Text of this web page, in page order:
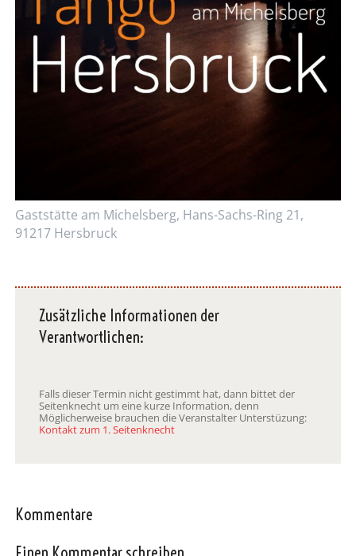
Gaststätte am Michelsberg, Hans-Sachs-Ring 21,
91217 Hersbruck
Zusätzliche Informationen der
Verantwortlichen:
Falls dieser Termin nicht gestimmt hat, dann bittet der
Seitenknecht um eine kurze Information, denn
Möglicherweise brauchen die Veranstalter Unterstüzung:
Kontakt zum 1. Seitenknecht
Kommentare